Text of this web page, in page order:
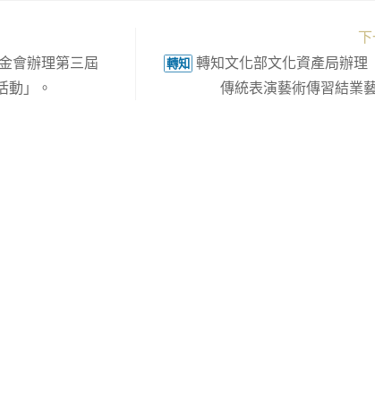
會辦理第三屆
動」。
轉知 轉知文化部文化資產局辦理
傳統表演藝術傳習結業